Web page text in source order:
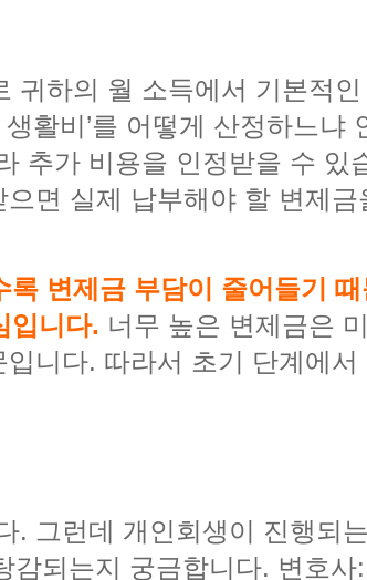
귀하의 월 소득에서 기본적
활비’를 어떻게 산정하느냐
추가 비용을 인정받을 수 있
면 실제 납부해야 할 변제금
변제금 부담이 줄어들기
입니다. 너무 높은 변제금은
니다. 따라서 초기 단계에서
. 그런데 개인회생이 진행되
되는지 궁금합니다. 변호사